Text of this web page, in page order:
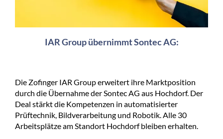
IAR Group übernimmt Sontec AG:
Die Zofinger IAR Group erweitert ihre Marktposition
durch die Übernahme der Sontec AG aus Hochdorf. Der
Deal stärkt die Kompetenzen in automatisierter
Prüftechnik, Bildverarbeitung und Robotik. Alle 30
Arbeitsplätze am Standort Hochdorf bleiben erhalten.